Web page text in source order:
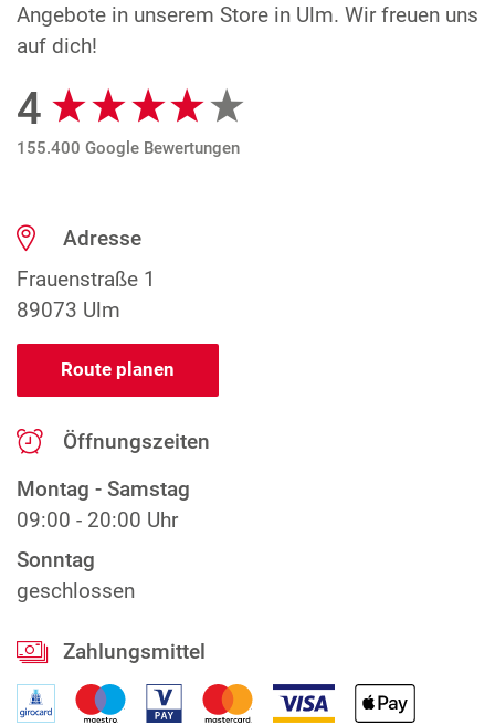
Angebote in unserem Store in Ulm. Wir freuen uns
auf dich!
Google Bewertungen
4
155.400 Google Bewertungen
Adresse
Frauenstraße 1
89073 Ulm
Route planen
Öffnungszeiten
Montag - Samstag
09:00 - 20:00 Uhr
Sonntag
geschlossen
Zahlungsmittel